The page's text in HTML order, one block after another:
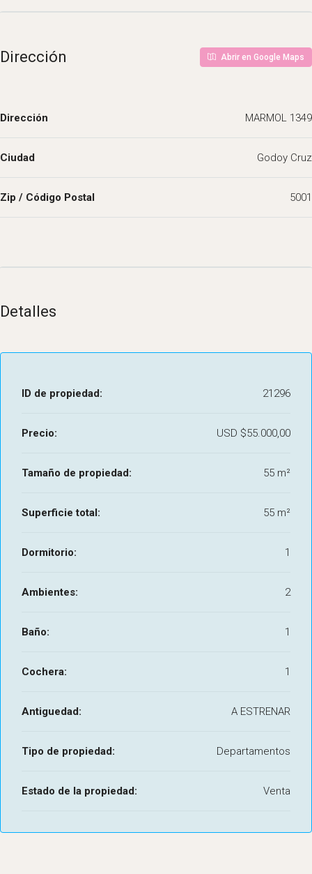
Dirección Abrir en Google Maps
Dirección MARMOL 1349
Ciudad Godoy Cruz
Zip / Código Postal 5001
Detalles
ID de propiedad: 21296
Precio: USD $55.000,00
Tamaño de propiedad: 55 m²
Superficie total: 55 m²
Dormitorio: 1
Ambientes: 2
Baño: 1
Cochera: 1
Antiguedad: A ESTRENAR
Tipo de propiedad: Departamentos
Estado de la propiedad: Venta